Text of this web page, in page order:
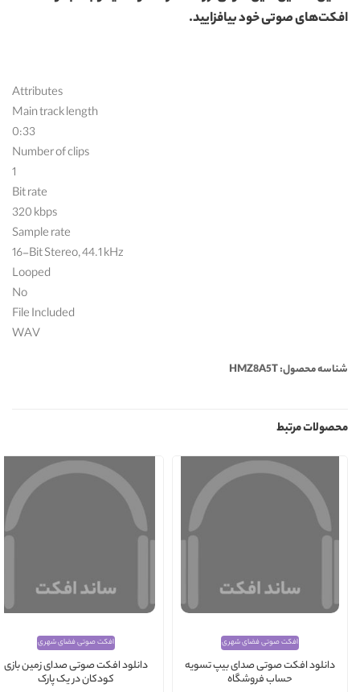
افکت‌های صوتی خود بیافزایید.
Attributes
Main track length
0:33
Number of clips
1
Bit rate
320 kbps
Sample rate
16-Bit Stereo, 44.1 kHz
Looped
No
File Included
WAV
شناسه محصول: HMZ8A5T
محصولات مرتبط
افکت صوتی فضای شهری
دانلود افکت صوتی صدای بیپ تسویه
حساب فروشگاه
افکت صوتی فضای شهری
دانلود افکت صوتی صدای زمین بازی
کودکان در یک پارک